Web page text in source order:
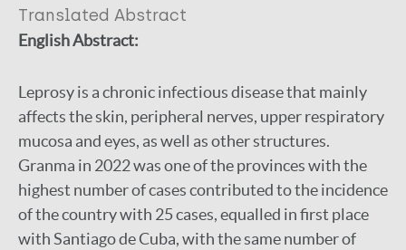
Translated Abstract
English Abstract:
Leprosy is a chronic infectious disease that mainly
affects the skin, peripheral nerves, upper respiratory
mucosa and eyes, as well as other structures.
Granma in 2022 was one of the provinces with the
highest number of cases contributed to the incidence
of the country with 25 cases, equalled in first place
with Santiago de Cuba, with the same number of